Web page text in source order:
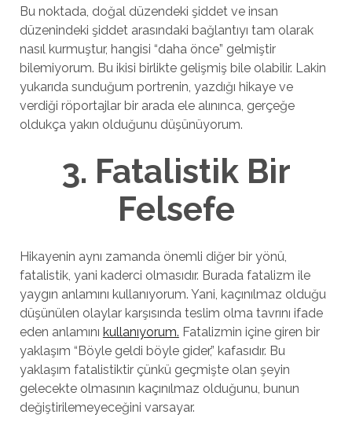
Bu noktada, doğal düzendeki şiddet ve insan
düzenindeki şiddet arasındaki bağlantıyı tam olarak
nasıl kurmuştur, hangisi “daha önce” gelmiştir
bilemiyorum. Bu ikisi birlikte gelişmiş bile olabilir. Lakin
yukarıda sunduğum portrenin, yazdığı hikaye ve
verdiği röportajlar bir arada ele alınınca, gerçeğe
oldukça yakın olduğunu düşünüyorum.
3. Fatalistik Bir
Felsefe
Hikayenin aynı zamanda önemli diğer bir yönü,
fatalistik, yani kaderci olmasıdır. Burada fatalizm ile
yaygın anlamını kullanıyorum. Yani, kaçınılmaz olduğu
düşünülen olaylar karşısında teslim olma tavrını ifade
eden anlamını kullanıyorum. Fatalizmin içine giren bir
yaklaşım “Böyle geldi böyle gider,” kafasıdır. Bu
yaklaşım fatalistiktir çünkü geçmişte olan şeyin
gelecekte olmasının kaçınılmaz olduğunu, bunun
değiştirilemeyeceğini varsayar.